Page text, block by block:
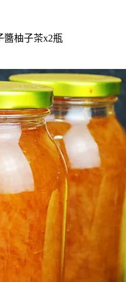
醬柚子茶x2瓶